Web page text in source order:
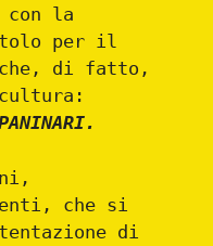
con la
per il
che, di fatto,
che si
di